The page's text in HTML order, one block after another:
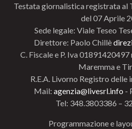
Testata giornalistica registrata al
del 07 Aprile
Sede legale: Viale Teseo
Direttore: Paolo Chillè
C. Fiscale e P. Iva
Maremma e
R.E.A. Livorno Registro delle
Mail: agenzia@livesrl.info -
Tel: 348.3803386 –
Programmazione e